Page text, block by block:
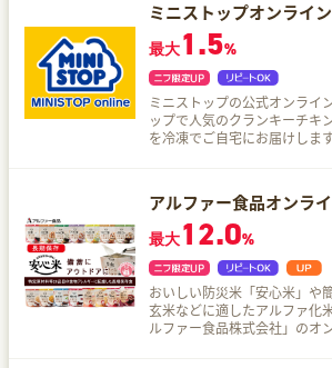
ミニストップオンライン
最大1.5%
ミニストップの公式オンライ
ップで人気のクランキーチキ
を冷凍でご自宅にお届けします♪ 賞味期限が
アルファー食品オンラ
最大12.0%
おいしい防災米「安心米」や
玄米などに適したアルファ化
ルファー食品株式会社」のオ